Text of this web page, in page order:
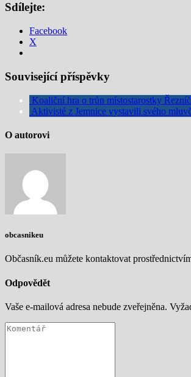
Sdílejte:
Facebook
X
Související příspěvky
Koaliční hra o trůn místostarostky
Aktivisté z Jemnice vystavili svého
O autorovi
obcasnikeu
Občasník.eu můžete kontaktovat
Odpovědět
Vaše e-mailová adresa nebude zveřejněna.